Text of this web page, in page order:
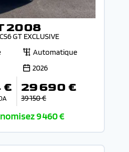
2008
GT EXCLUSIVE
Automatique
2026
€ 29 690 €
39 150 €
9 460 €